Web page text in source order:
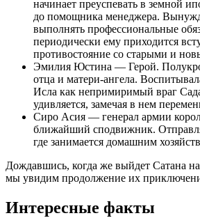
начинает преуспевать в земной
до помощника менеджера.
выполнять профессиональные
периодически ему приходится
противостояние со старыми и
Эмилия Юстина — Герой.
отца и матери-ангела.
Исла как непримиримый враг
удивляется, замечая в нем
Сиро Асия — генерал армии
ближайший сподвижник.
где занимается домашним
Дождавшись, когда же выйдет Сатана на
мы увидим продолжение их
Интересные факты